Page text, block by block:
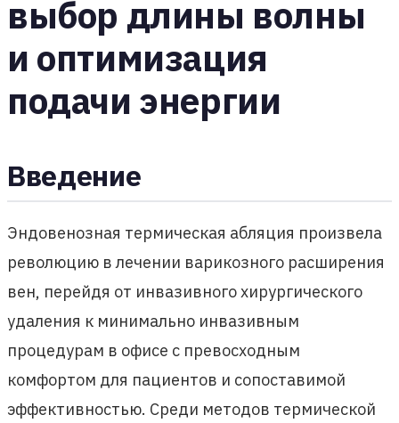
выбор длины волны
и оптимизация
подачи энергии
Введение
Эндовенозная термическая абляция произвела
революцию в лечении варикозного расширения
вен, перейдя от инвазивного хирургического
удаления к минимально инвазивным
процедурам в офисе с превосходным
комфортом для пациентов и сопоставимой
эффективностью. Среди методов термической